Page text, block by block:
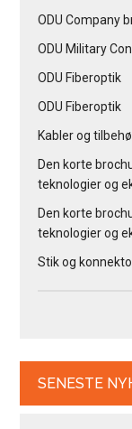
ODU Company
ODU Military
ODU Fiberoptik
ODU Fiberoptik
Kabler og
Den korte
teknologier og
Den korte
teknologier og
Stik og
SENESTE